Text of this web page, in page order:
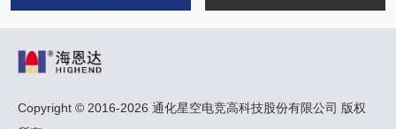
Copyright © 2016-2026 通化星空电竞高科技股份有限公司 版权